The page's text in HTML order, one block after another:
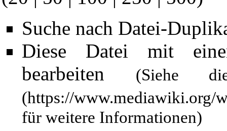
Suche nach Datei-
Diese Datei mit
bearbeiten
(Siehe
für weitere Informationen)